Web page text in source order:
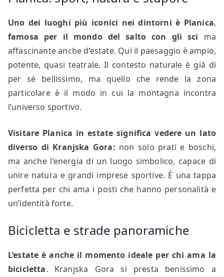
Uno dei luoghi più iconici nei dintorni è Planica,
famosa per il mondo del salto con gli sci ma
affascinante anche d’estate. Qui il paesaggio è ampio,
potente, quasi teatrale. Il contesto naturale è già di
per sé bellissimo, ma quello che rende la zona
particolare è il modo in cui la montagna incontra
l’universo sportivo.
Visitare Planica in estate significa vedere un lato
diverso di Kranjska Gora: non solo prati e boschi,
ma anche l’energia di un luogo simbolico, capace di
unire natura e grandi imprese sportive. È una tappa
perfetta per chi ama i posti che hanno personalità e
un’identità forte.
Bicicletta e strade panoramiche
L’estate è anche il momento ideale per chi ama la
bicicletta. Kranjska Gora si presta benissimo a